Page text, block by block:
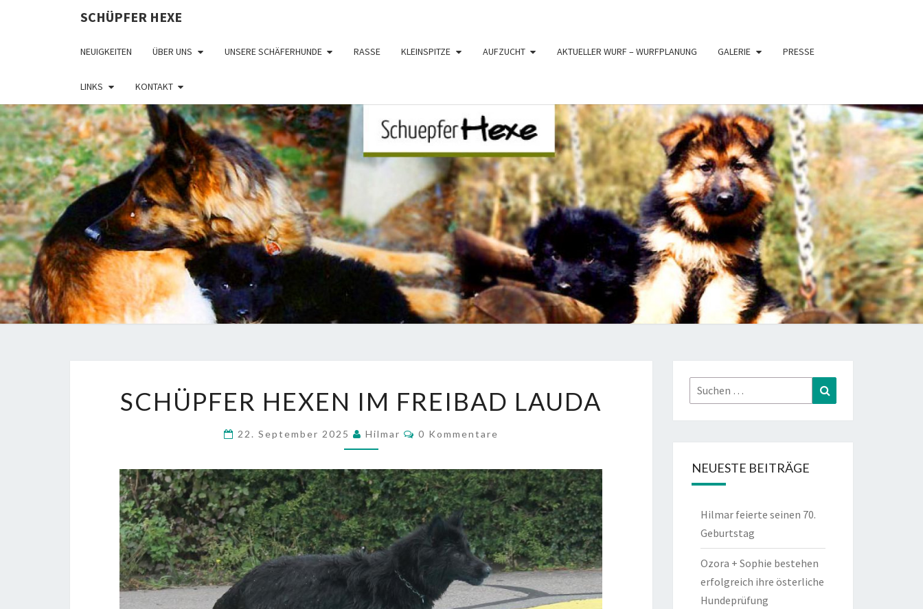
SCHÜPFER HEXE
NEUIGKEITEN ÜBER UNS UNSERE SCHÄFERHUNDE RASSE KLEINSPITZE AUFZUCHT AKTUELLER WURF – WURFPLANUNG GALERIE PRESSE
LINKS KONTAKT
SCHÜPFER
HEXE
Langhaar
Schäferhunde
Von Den
Schüpfer
Hexen
HEXEN
SCHÜPFER HEXEN IM FREIBAD LAUDA
22. September 2025 Hilmar Kommentare
0 Kommentare
Suchen
nach:
NEUESTE BEITRÄGE
Hilmar feierte seinen 70.
Geburtstag
Ozora + Sophie bestehen
erfolgreich ihre österliche
Hundeprüfung